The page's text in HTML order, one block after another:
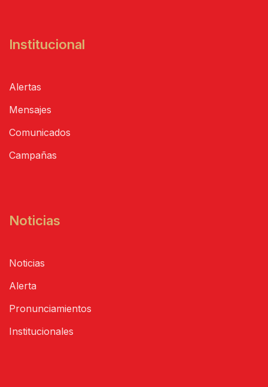
Institucional
Alertas
Mensajes
Comunicados
Campañas
Noticias
Noticias
Alerta
Pronunciamientos
Institucionales